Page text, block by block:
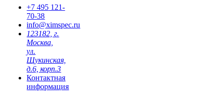
+7 495 121-
70-38
info@ximspec.ru
123182, г.
Москва,
ул.
Щукинская,
д.6, корп.3
Контактная
информация